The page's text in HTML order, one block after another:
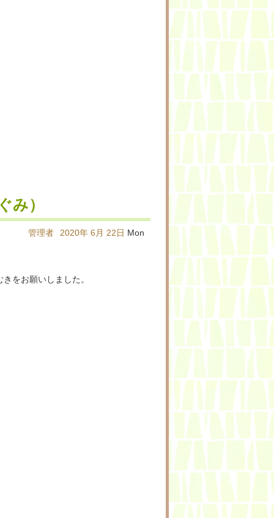
み）
2020年 6月 22日 Mon
管理者
をお願いしました。